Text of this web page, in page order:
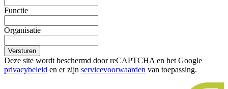
Functie
Organisatie
Versturen
Deze site wordt beschermd door reCAPTCHA en het Google
privacybeleid en er zijn servicevoorwaarden van toepassing.